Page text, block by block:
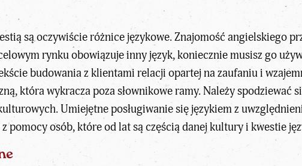
są oczywiście różnice językowe. Znajomość angielskiego
rynku obowiązuje inny język, koniecznie musisz go
budowania z klientami relacji opartej na zaufaniu i
która wykracza poza słownikowe ramy. Należy spodziewać
Umiejętne posługiwanie się językiem z
pomocy osób, które od lat są częścią danej kultury i kwestie